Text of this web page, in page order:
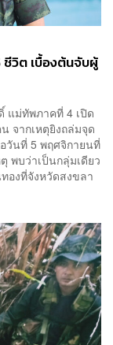
วิต เบื้องต้นจับผู้
แม่ทัพภาคที่ 4 เปิด
จากเหตุยิงถล่มจุด
วันที่ 5 พฤศจิกายนที่
พบว่าเป็นกลุ่มเดียว
องที่จังหวัดสงขลา